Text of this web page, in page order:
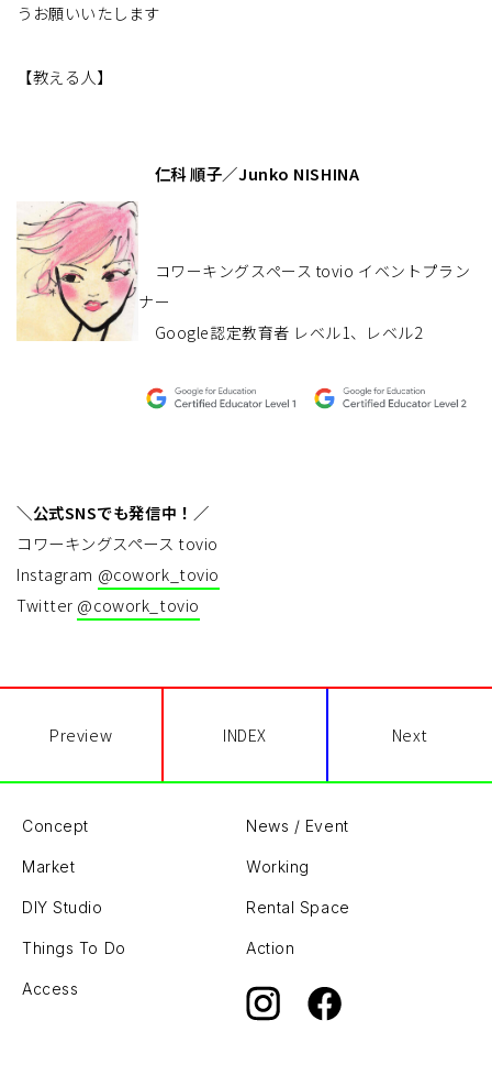
うお願いいたします
【教える人】
仁科 順子／Junko NISHINA
コワーキングスペース tovio イベントプラン
ナー
Google認定教育者 レベル1、レベル2
＼公式SNSでも発信中！／
コワーキングスペース tovio
Instagram @cowork_tovio
Twitter @cowork_tovio
Preview INDEX Next
Concept News / Event
Market Working
DIY Studio Rental Space
Things To Do Action
Access